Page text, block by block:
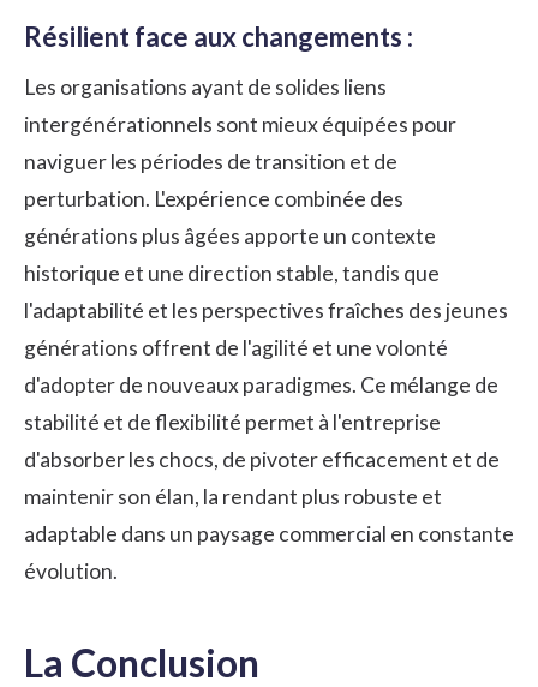
Résilient face aux changements :
Les organisations ayant de solides liens
intergénérationnels sont mieux équipées pour
naviguer les périodes de transition et de
perturbation. L'expérience combinée des
générations plus âgées apporte un contexte
historique et une direction stable, tandis que
l'adaptabilité et les perspectives fraîches des jeunes
générations offrent de l'agilité et une volonté
d'adopter de nouveaux paradigmes. Ce mélange de
stabilité et de flexibilité permet à l'entreprise
d'absorber les chocs, de pivoter efficacement et de
maintenir son élan, la rendant plus robuste et
adaptable dans un paysage commercial en constante
évolution.
La Conclusion